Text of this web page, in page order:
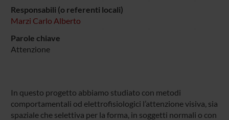
Responsabili (o referenti locali)
Marzi Carlo Alberto
Parole chiave
Attenzione
In questo progetto abbiamo studiato con metodi
comportamentali od elettrofisiologici l’attenzione visiva, sia
spaziale che selettiva per la forma, in soggetti normali o con